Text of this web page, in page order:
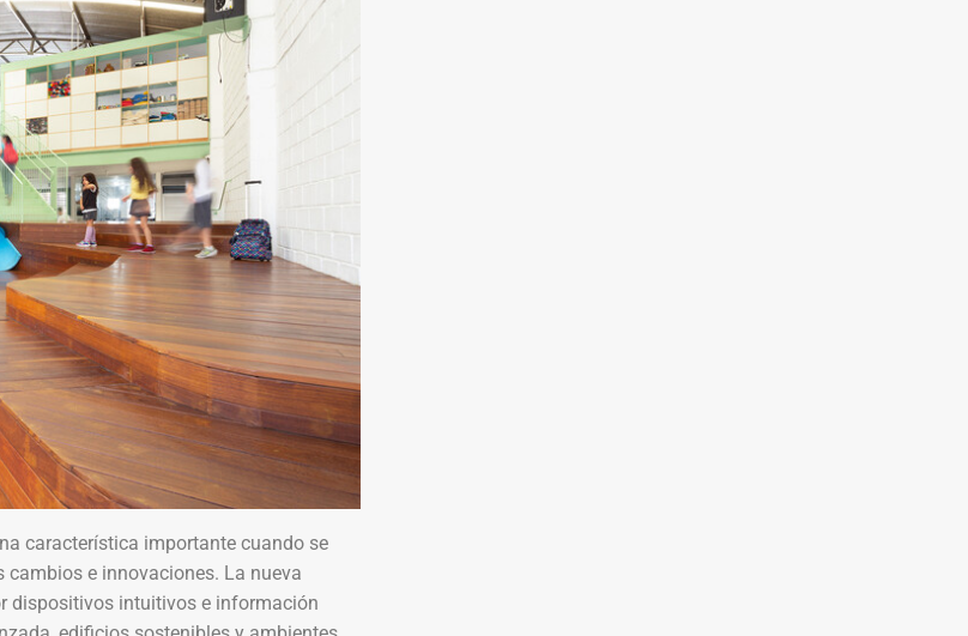
característica importante cuando se
cambios e innovaciones. La nueva
dispositivos intuitivos e información